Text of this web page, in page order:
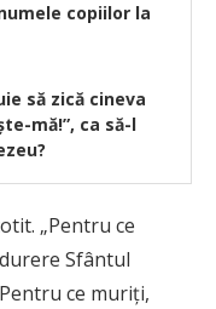
copiilor la
să zică cineva
mă!”, ca să-l
„Pentru ce
Sfântul
ce muriți,